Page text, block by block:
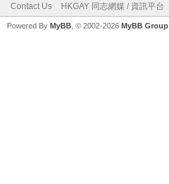
Contact Us HKGAY 同志網媒 / 資訊平台
Powered By MyBB , © 2002-2026 MyBB Group